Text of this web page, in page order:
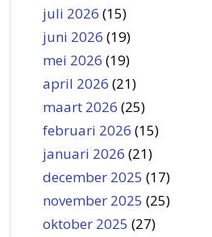
juli 2026 (15)
juni 2026 (19)
mei 2026 (19)
april 2026 (21)
maart 2026 (25)
februari 2026 (15)
januari 2026 (21)
december 2025 (17)
november 2025 (25)
oktober 2025 (27)